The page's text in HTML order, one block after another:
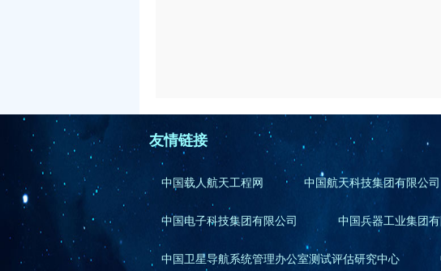
友情链接
中国载人航天工程网 中国航天科技集团有限公司
中国电子科技集团有限公司 中国兵器工业集团
中国卫星导航系统管理办公室测试评估研究中心